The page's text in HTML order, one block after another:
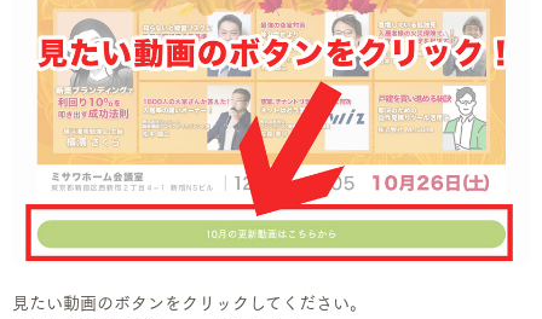
見たい動画のボタンをクリックしてください。